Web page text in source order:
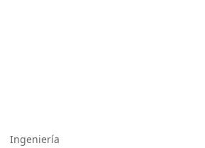
Ingeniería